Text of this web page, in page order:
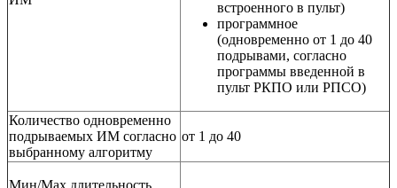
встроенного в пульт)
программное
(одновременно от 1 до 40
подрывами, согласно
программы введенной в
пульт РКПО или РПСО)
Количество одновременно
подрываемых ИМ согласно
выбранному алгоритму
от 1 до 40
Мин/Мах длительность